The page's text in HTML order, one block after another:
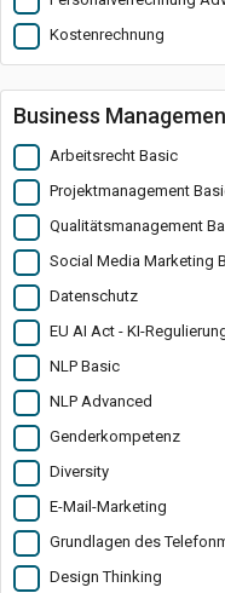
Kostenrechnung
Business
Arbeitsrecht Basic
Projektmanagement
Qualitätsmanagement
Social Media Marketing
Datenschutz
EU AI Act - KI-
NLP Basic
NLP Advanced
Genderkompetenz
Diversity
E-Mail-Marketing
Grundlagen des
Design Thinking